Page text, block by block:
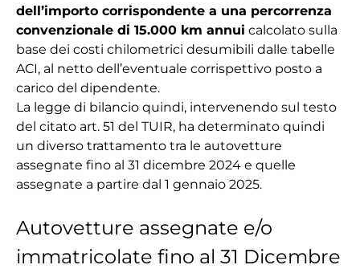
dell’importo corrispondente a una percorrenza
convenzionale di 15.000 km annui calcolato sulla
base dei costi chilometrici desumibili dalle tabelle
ACI, al netto dell’eventuale corrispettivo posto a
carico del dipendente.
La legge di bilancio quindi, intervenendo sul testo
del citato art. 51 del TUIR, ha determinato quindi
un diverso trattamento tra le autovetture
assegnate fino al 31 dicembre 2024 e quelle
assegnate a partire dal 1 gennaio 2025.
Autovetture assegnate e/o
immatricolate fino al 31 Dicembre